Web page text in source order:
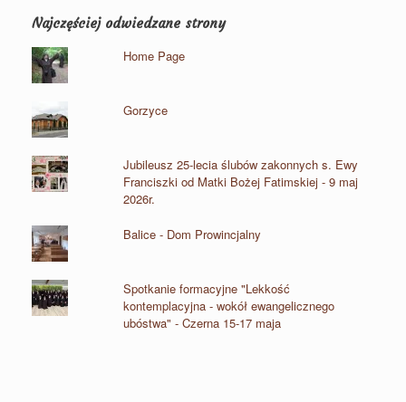
Najczęściej odwiedzane strony
Home Page
Gorzyce
Jubileusz 25-lecia ślubów zakonnych s. Ewy
Franciszki od Matki Bożej Fatimskiej - 9 maj
2026r.
Balice - Dom Prowincjalny
Spotkanie formacyjne "Lekkość
kontemplacyjna - wokół ewangelicznego
ubóstwa" - Czerna 15-17 maja